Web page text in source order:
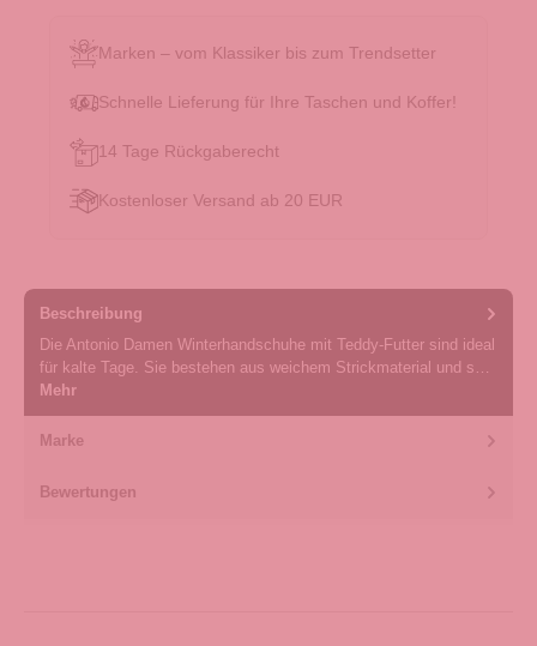
Marken – vom Klassiker bis zum Trendsetter
Schnelle Lieferung für Ihre Taschen und Koffer!
14 Tage Rückgaberecht
Kostenloser Versand ab 20 EUR
Beschreibung
Die Antonio Damen Winterhandschuhe mit Teddy-Futter sind ideal
für kalte Tage. Sie bestehen aus weichem Strickmaterial und s…
Mehr
Marke
Bewertungen